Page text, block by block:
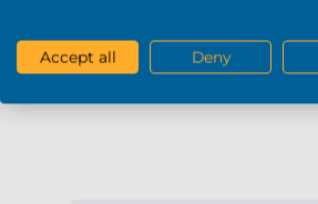
Accept all Deny